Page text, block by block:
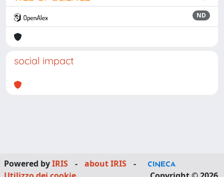
ND
social impact
Powered byIRIS - about IRIS
-